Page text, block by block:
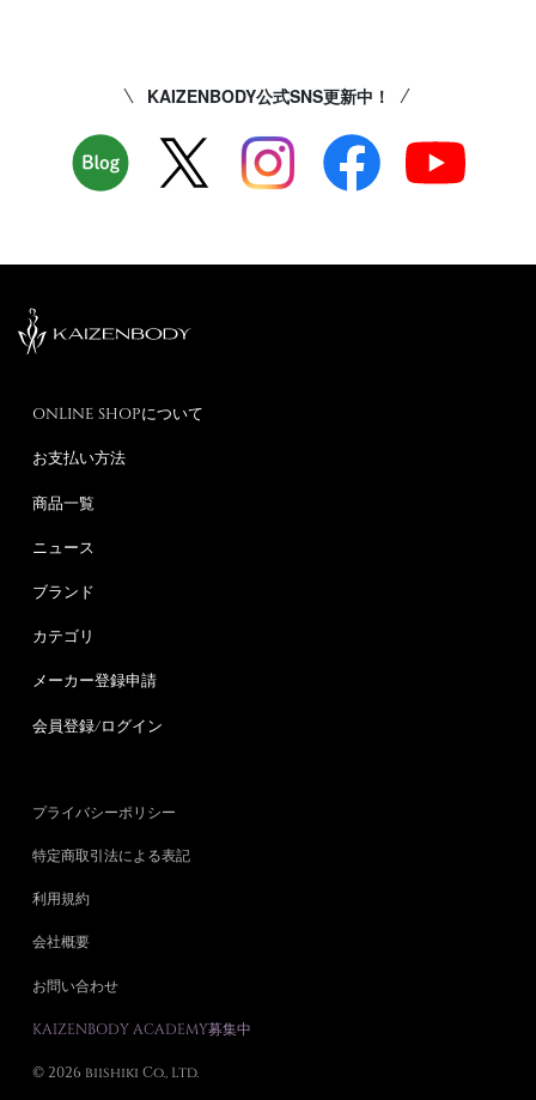
KAIZENBODY公式SNS更新中！
ONLINE SHOPについて
お支払い方法
商品一覧
ニュース
ブランド
カテゴリ
メーカー登録申請
会員登録/ログイン
プライバシーポリシー
特定商取引法による表記
利用規約
会社概要
お問い合わせ
KAIZENBODY ACADEMY募集中
© 2026 biishiki Co., Ltd.